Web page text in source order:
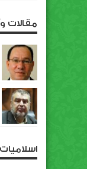
مقالات
اسلاميات